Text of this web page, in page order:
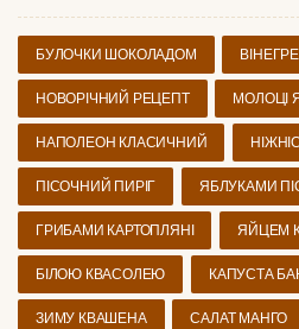
БУЛОЧКИ ШОКОЛАДОМ
НОВОРІЧНИЙ РЕЦЕПТ МОЛОЦІ
НАПОЛЕОН КЛАСИЧНИЙ
ПІСОЧНИЙ ПИРІГ ЯБЛУКАМИ
ГРИБАМИ КАРТОПЛЯНІ ЯЙЦЕМ
БІЛОЮ КВАСОЛЕЮ КАПУСТА
ЗИМУ КВАШЕНА САЛАТ МАНГО